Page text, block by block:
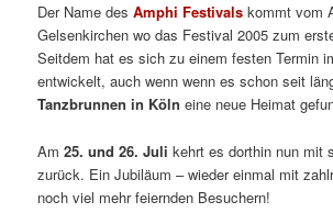
Der Name desAmphi Festivals kommt vom
Gelsenkirchen wo das Festival 2005 zum
Seitdem hat es sich zu einem festen Termin
entwickelt, auch wenn wenn es schon seit
Tanzbrunnen in Köln eine neue Heimat
Am25. und 26. Juli kehrt es dorthin nun mit
zurück. Ein Jubiläum – wieder einmal mit
noch viel mehr feiernden Besuchern!